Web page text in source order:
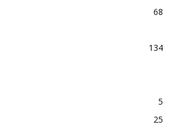
68
134
5
25